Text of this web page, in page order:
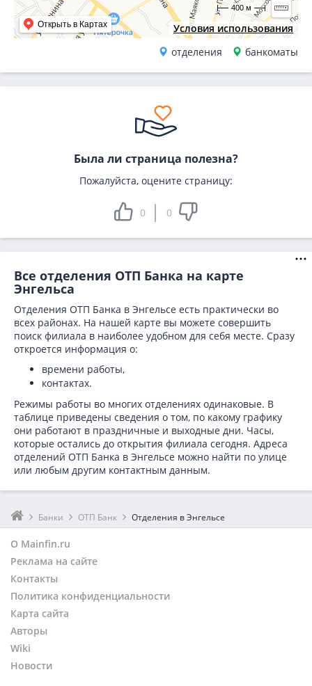
Условия использования
Открыть в Картах
400 м
отделения банкоматы
Была ли страница полезна?
Пожалуйста, оцените страницу:
0 0
Все отделения ОТП Банка на карте
Энгельса
Отделения ОТП Банка в Энгельсе есть практически во
всех районах. На нашей карте вы можете совершить
поиск филиала в наиболее удобном для себя месте. Сразу
откроется информация о:
времени работы,
контактах.
Режимы работы во многих отделениях одинаковые. В
таблице приведены сведения о том, по какому графику
они работают в праздничные и выходные дни. Часы,
которые остались до открытия филиала сегодня. Адреса
отделений ОТП Банка в Энгельсе можно найти по улице
или любым другим контактным данным.
Банки ОТП Банк Отделения в Энгельсе
О Mainfin.ru
Реклама на сайте
Контакты
Политика конфиденциальности
Карта сайта
Авторы
Wiki
Новости